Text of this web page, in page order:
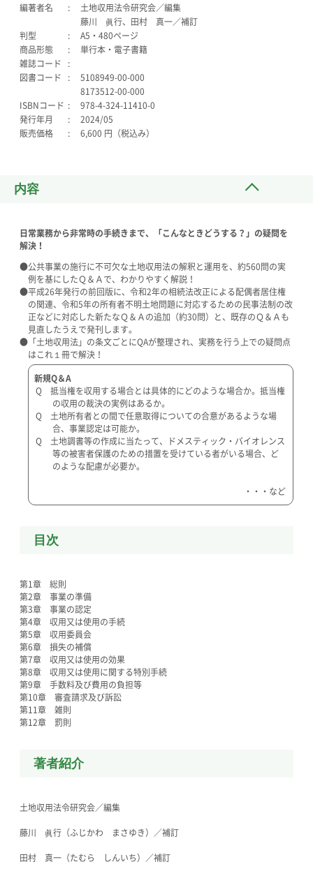
編著者名
土地収用法令研究会／編集
藤川 眞行、田村 真一／補訂
判型
A5・480ページ
商品形態
単行本・電子書籍
雑誌コード
図書コード
5108949-00-000
8173512-00-000
ISBNコード
978-4-324-11410-0
発行年月
2024/05
販売価格
6,600 円（税込み）
内容
日常業務から非常時の手続きまで、「こんなときどうする？」の疑問を
解決！
●公共事業の施行に不可欠な土地収用法の解釈と運用を、約560問の実
例を基にしたＱ＆Ａで、わかりやすく解説！
●平成26年発行の前回版に、令和2年の相続法改正による配偶者居住権
の関連、令和5年の所有者不明土地問題に対応するための民事法制の改
正などに対応した新たなＱ＆Ａの追加（約30問）と、既存のＱ＆Ａも
見直したうえで発刊します。
●「土地収用法」の条文ごとにQAが整理され、実務を行う上での疑問点
はこれ１冊で解決！
新規Q＆A
Q 抵当権を収用する場合とは具体的にどのような場合か。抵当権
の収用の裁決の実例はあるか。
Q 土地所有者との間で任意取得についての合意があるような場
合、事業認定は可能か。
Q 土地調書等の作成に当たって、ドメスティック・バイオレンス
等の被害者保護のための措置を受けている者がいる場合、ど
のような配慮が必要か。
・・・など
目次
第1章 総則
第2章 事業の準備
第3章 事業の認定
第4章 収用又は使用の手続
第5章 収用委員会
第6章 損失の補償
第7章 収用又は使用の効果
第8章 収用又は使用に関する特別手続
第9章 手数料及び費用の負担等
第10章 審査請求及び訴訟
第11章 雑則
第12章 罰則
著者紹介
土地収用法令研究会／編集
藤川 眞行（ふじかわ まさゆき）／補訂
田村 真一（たむら しんいち）／補訂